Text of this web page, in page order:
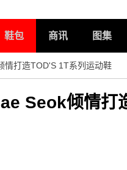
鞋包 商讯 图集
情打造TOD'S 1T系列运动鞋
Seok倾情打